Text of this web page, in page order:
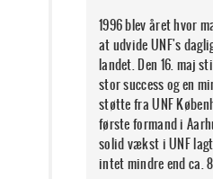
1996 blev året hvor
at udvide UNF's
landet. Den 16. maj
stor success og en
støtte fra UNF
første formand i
solid vækst i UNF
intet mindre end ca.